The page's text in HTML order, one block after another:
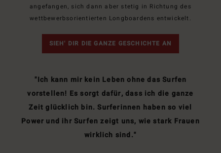
angefangen, sich dann aber stetig in Richtung des
wettbewerbsorientierten Longboardens entwickelt.
SIEH' DIR DIE GANZE GESCHICHTE AN
"Ich kann mir kein Leben ohne das Surfen
vorstellen! Es sorgt dafür, dass ich die ganze
Zeit glücklich bin. Surferinnen haben so viel
Power und ihr Surfen zeigt uns, wie stark Frauen
wirklich sind."